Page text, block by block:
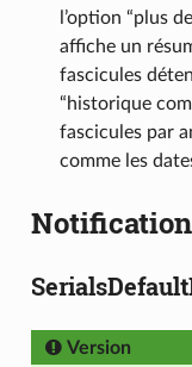
l’option “plus
affiche un
fascicules
“historique
fascicules par
comme les
Version